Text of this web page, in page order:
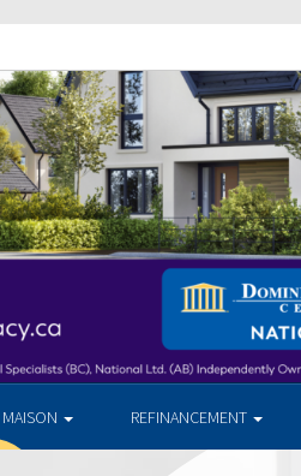
MAISON REFINANCEMENT